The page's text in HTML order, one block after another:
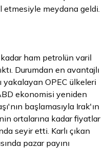
etmesiyle meydana geldi.
ham petrolün varil
Durumdan en avantajlı
yakalayan OPEC ülkeleri
ekonomisi yeniden
başlamasıyla Irak'ın
ortalarına kadar fiyatlar
seyir etti. Karlı çıkan
pazar payını